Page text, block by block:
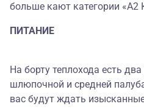
больше кают категории «А2
ПИТАНИЕ
На борту теплохода есть
шлюпочной и средней
вас будут ждать